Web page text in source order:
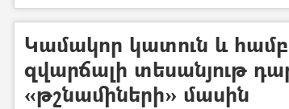
Մելանյա Թրամփ
ծնունդ Լուսանկար
Կամակոր կատուն և
զվարճալի տեսանյութ
«թշնամիների» մասին